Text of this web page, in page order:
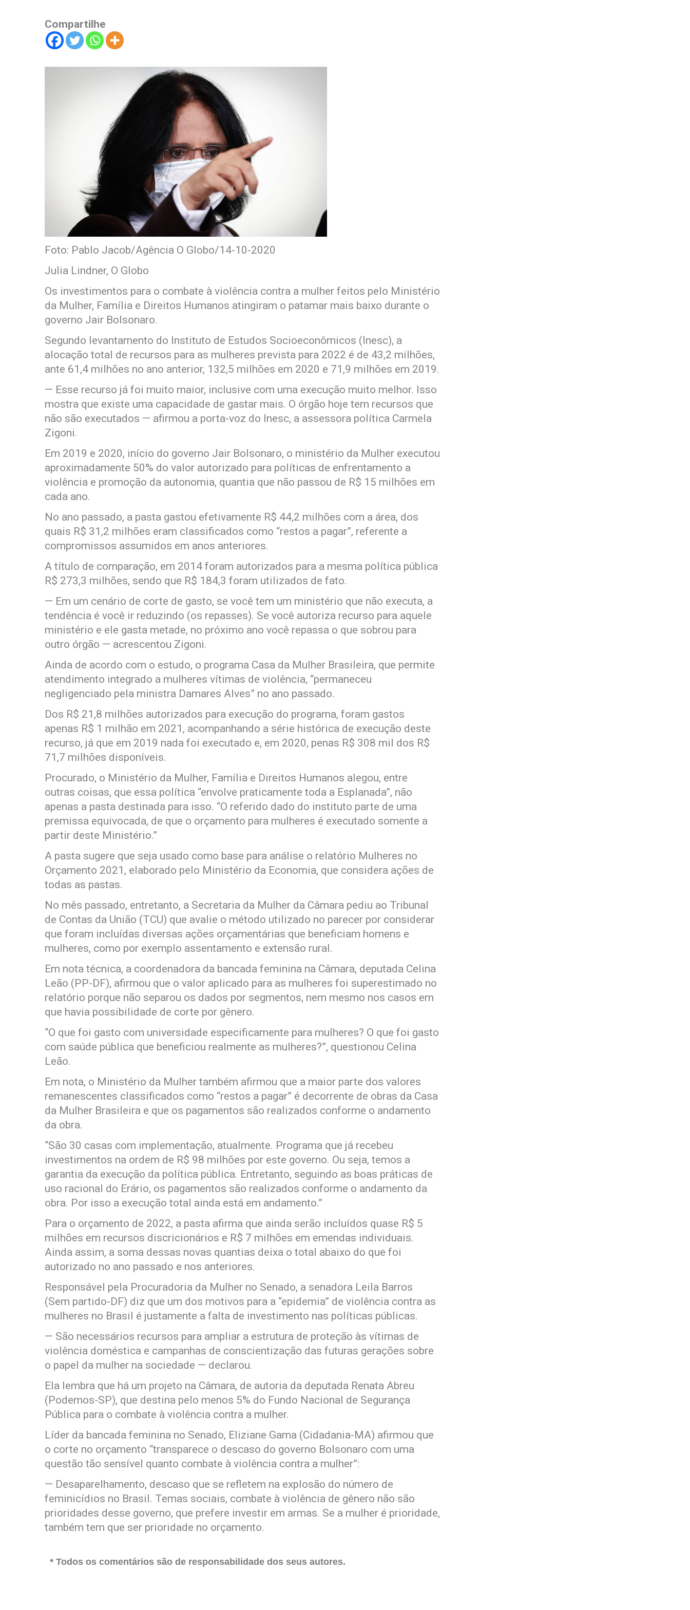
Compartilhe
Foto: Pablo Jacob/Agência O Globo/14-10-2020
Julia Lindner, O Globo
Os investimentos para o combate à violência contra a mulher feitos pelo Ministério
da Mulher, Família e Direitos Humanos atingiram o patamar mais baixo durante o
governo Jair Bolsonaro.
Segundo levantamento do Instituto de Estudos Socioeconômicos (Inesc), a
alocação total de recursos para as mulheres prevista para 2022 é de 43,2 milhões,
ante 61,4 milhões no ano anterior, 132,5 milhões em 2020 e 71,9 milhões em 2019.
— Esse recurso já foi muito maior, inclusive com uma execução muito melhor. Isso
mostra que existe uma capacidade de gastar mais. O órgão hoje tem recursos que
não são executados — afirmou a porta-voz do Inesc, a assessora política Carmela
Zigoni.
Em 2019 e 2020, início do governo Jair Bolsonaro, o ministério da Mulher executou
aproximadamente 50% do valor autorizado para políticas de enfrentamento a
violência e promoção da autonomia, quantia que não passou de R$ 15 milhões em
cada ano.
No ano passado, a pasta gastou efetivamente R$ 44,2 milhões com a área, dos
quais R$ 31,2 milhões eram classificados como “restos a pagar”, referente a
compromissos assumidos em anos anteriores.
A título de comparação, em 2014 foram autorizados para a mesma política pública
R$ 273,3 milhões, sendo que R$ 184,3 foram utilizados de fato.
— Em um cenário de corte de gasto, se você tem um ministério que não executa, a
tendência é você ir reduzindo (os repasses). Se você autoriza recurso para aquele
ministério e ele gasta metade, no próximo ano você repassa o que sobrou para
outro órgão — acrescentou Zigoni.
Ainda de acordo com o estudo, o programa Casa da Mulher Brasileira, que permite
atendimento integrado a mulheres vítimas de violência, “permaneceu
negligenciado pela ministra Damares Alves” no ano passado.
Dos R$ 21,8 milhões autorizados para execução do programa, foram gastos
apenas R$ 1 milhão em 2021, acompanhando a série histórica de execução deste
recurso, já que em 2019 nada foi executado e, em 2020, penas R$ 308 mil dos R$
71,7 milhões disponíveis.
Procurado, o Ministério da Mulher, Família e Direitos Humanos alegou, entre
outras coisas, que essa política “envolve praticamente toda a Esplanada”, não
apenas a pasta destinada para isso. “O referido dado do instituto parte de uma
premissa equivocada, de que o orçamento para mulheres é executado somente a
partir deste Ministério.”
A pasta sugere que seja usado como base para análise o relatório Mulheres no
Orçamento 2021, elaborado pelo Ministério da Economia, que considera ações de
todas as pastas.
No mês passado, entretanto, a Secretaria da Mulher da Câmara pediu ao Tribunal
de Contas da União (TCU) que avalie o método utilizado no parecer por considerar
que foram incluídas diversas ações orçamentárias que beneficiam homens e
mulheres, como por exemplo assentamento e extensão rural.
Em nota técnica, a coordenadora da bancada feminina na Câmara, deputada Celina
Leão (PP-DF), afirmou que o valor aplicado para as mulheres foi superestimado no
relatório porque não separou os dados por segmentos, nem mesmo nos casos em
que havia possibilidade de corte por gênero.
“O que foi gasto com universidade especificamente para mulheres? O que foi gasto
com saúde pública que beneficiou realmente as mulheres?”, questionou Celina
Leão.
Em nota, o Ministério da Mulher também afirmou que a maior parte dos valores
remanescentes classificados como “restos a pagar” é decorrente de obras da Casa
da Mulher Brasileira e que os pagamentos são realizados conforme o andamento
da obra.
“São 30 casas com implementação, atualmente. Programa que já recebeu
investimentos na ordem de R$ 98 milhões por este governo. Ou seja, temos a
garantia da execução da política pública. Entretanto, seguindo as boas práticas de
uso racional do Erário, os pagamentos são realizados conforme o andamento da
obra. Por isso a execução total ainda está em andamento.”
Para o orçamento de 2022, a pasta afirma que ainda serão incluídos quase R$ 5
milhões em recursos discricionários e R$ 7 milhões em emendas individuais.
Ainda assim, a soma dessas novas quantias deixa o total abaixo do que foi
autorizado no ano passado e nos anteriores.
Responsável pela Procuradoria da Mulher no Senado, a senadora Leila Barros
(Sem partido-DF) diz que um dos motivos para a “epidemia” de violência contra as
mulheres no Brasil é justamente a falta de investimento nas políticas públicas.
— São necessários recursos para ampliar a estrutura de proteção às vítimas de
violência doméstica e campanhas de conscientização das futuras gerações sobre
o papel da mulher na sociedade — declarou.
Ela lembra que há um projeto na Câmara, de autoria da deputada Renata Abreu
(Podemos-SP), que destina pelo menos 5% do Fundo Nacional de Segurança
Pública para o combate à violência contra a mulher.
Líder da bancada feminina no Senado, Eliziane Gama (Cidadania-MA) afirmou que
o corte no orçamento “transparece o descaso do governo Bolsonaro com uma
questão tão sensível quanto combate à violência contra a mulher”:
— Desaparelhamento, descaso que se refletem na explosão do número de
feminicídios no Brasil. Temas sociais, combate à violência de gênero não são
prioridades desse governo, que prefere investir em armas. Se a mulher é prioridade,
também tem que ser prioridade no orçamento.
* Todos os comentários são de responsabilidade dos seus autores.